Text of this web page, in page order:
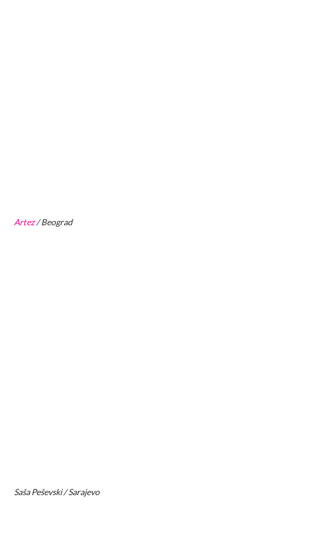
Artez/ Beograd
Saša Peševski / Sarajevo